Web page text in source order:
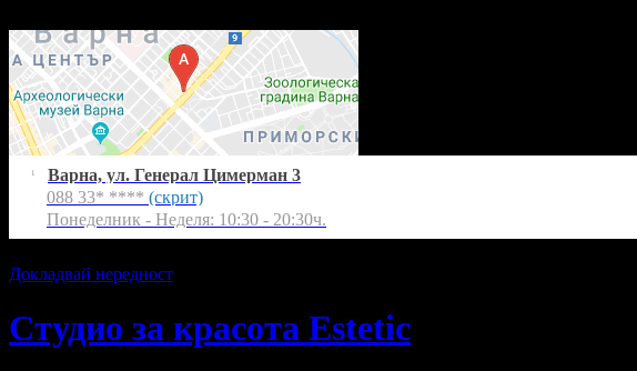
1
Варна, ул. Генерал Цимерман 3
088 33* **** (скрит)
Понеделник - Неделя: 10:30 - 20:30ч.
Докладвай нередност
Студио за красота Estetic